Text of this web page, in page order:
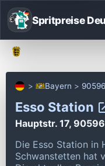
Spritpreise
Bayern
Esso Station
Hauptstr. 17,
Die Esso Station in
Schwanstetten hat